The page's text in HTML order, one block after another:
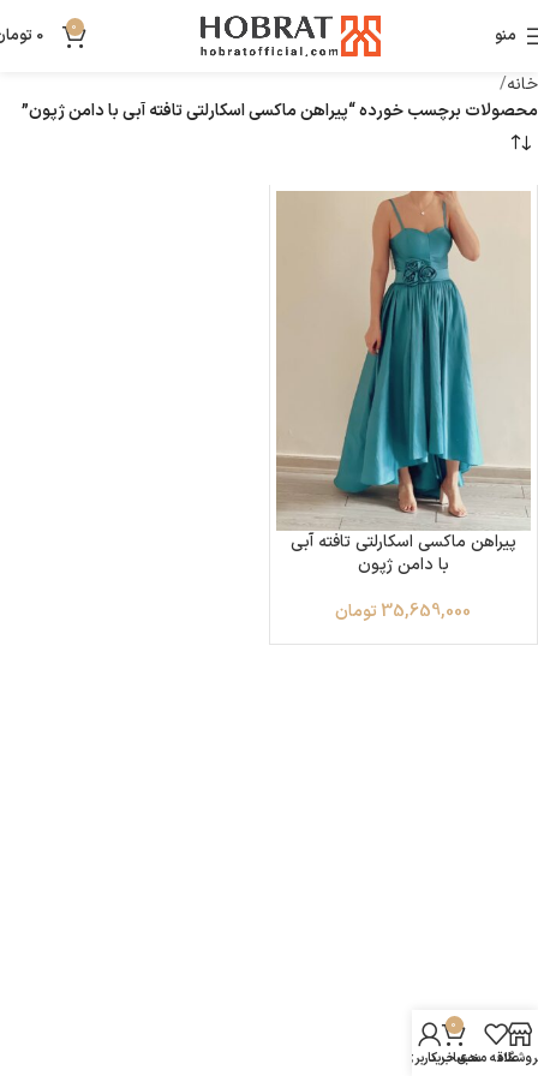
منو 0
0
خانه
محصولات برچسب خورده “پیراهن ماکسی اسکارلتی تافته آبی با دامن ژپون”
پیراهن ماکسی اسکارلتی تافته آبی
با دامن ژپون
35,659,000 تومان
علاقه مندی
0
سبد خرید
حساب کاربری من